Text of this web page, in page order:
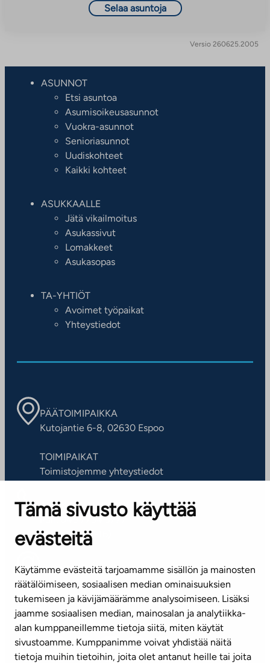
Tämä sivusto käyttää
evästeitä
Käytämme evästeitä tarjoamamme sisällön ja mainosten
räätälöimiseen, sosiaalisen median ominaisuuksien
tukemiseen ja kävijämäärämme analysoimiseen. Lisäksi
jaamme sosiaalisen median, mainosalan ja analytiikka-
alan kumppaneillemme tietoja siitä, miten käytät
sivustoamme. Kumppanimme voivat yhdistää näitä
tietoja muihin tietoihin, joita olet antanut heille tai joita
Selaa asuntoja
Versio 260625.2005
ASUNNOT
Etsi asuntoa
Asumisoikeusasunnot
Vuokra-asunnot
Senioriasunnot
Uudiskohteet
Kaikki kohteet
ASUKKAALLE
Jätä vikailmoitus
Asukassivut
Lomakkeet
Asukasopas
TA-YHTIÖT
Avoimet työpaikat
Yhteystiedot
PÄÄTOIMIPAIKKA
Kutojantie 6-8, 02630 Espoo
TOIMIPAIKAT
Toimistojemme yhteystiedot
ASIAKASPALVELUKESKUS
Puh. 045 7734 3777
(arkisin klo 8-16)
info@ta.fi
Tilaa uutiskirje
Mediapankki